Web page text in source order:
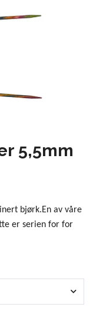
5,5mm
bjørk.En av våre
er serien for for